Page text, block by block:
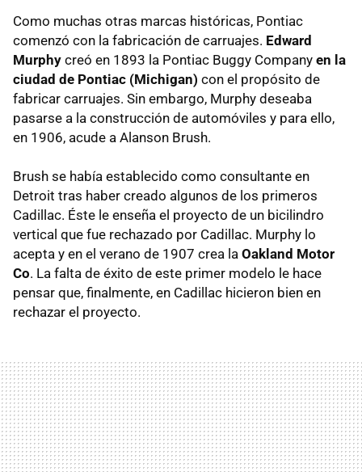
Como muchas otras marcas históricas, Pontiac
comenzó con la fabricación de carruajes. Edward
Murphy creó en 1893 la Pontiac Buggy Company en la
ciudad de Pontiac (Michigan) con el propósito de
fabricar carruajes. Sin embargo, Murphy deseaba
pasarse a la construcción de automóviles y para ello,
en 1906, acude a Alanson Brush.
Brush se había establecido como consultante en
Detroit tras haber creado algunos de los primeros
Cadillac. Éste le enseña el proyecto de un bicilindro
vertical que fue rechazado por Cadillac. Murphy lo
acepta y en el verano de 1907 crea la Oakland Motor
Co. La falta de éxito de este primer modelo le hace
pensar que, finalmente, en Cadillac hicieron bien en
rechazar el proyecto.